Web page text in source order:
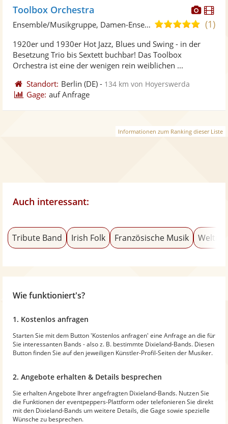
Toolbox Orchestra
5,0(1)
Ensemble/Musikgruppe, Damen-Ensemble
1920er und 1930er Hot Jazz, Blues und Swing - in der
Besetzung Trio bis Sextett buchbar! Das Toolbox
Orchestra ist eine der wenigen rein weiblichen ...
Standort: Berlin (DE) - 134 km von Hoyerswerda
Gage: auf Anfrage
Informationen zum Ranking dieser Liste
Auch interessant:
Tribute Band Irish Folk Französische Musik
Wie funktioniert's?
1. Kostenlos anfragen
Starten Sie mit dem Button 'Kostenlos anfragen' eine Anfrage an die für
Sie interessanten Bands - also z. B. bestimmte Dixieland-Bands. Diesen
Button finden Sie auf den jeweiligen Künstler-Profil-Seiten der Musiker.
2. Angebote erhalten & Details besprechen
Sie erhalten Angebote Ihrer angefragten Dixieland-Bands. Nutzen Sie
die Funktionen der eventpeppers-Plattform oder telefonieren Sie direkt
mit den Dixieland-Bands um weitere Details, die Gage sowie spezielle
Wünsche zu besprechen.